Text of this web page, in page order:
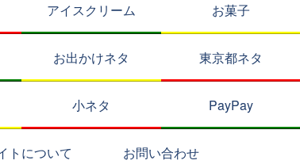
アイスクリーム お菓子
お出かけネタ 東京都ネタ
小ネタ PayPay
トについて お問い合わせ